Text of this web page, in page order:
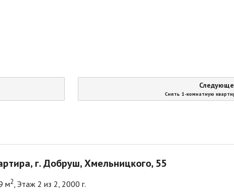
Снять 1-комнатную
г. Добруш, Хмельницкого, 55
м2, Этаж 2 из 2, 2000 г.